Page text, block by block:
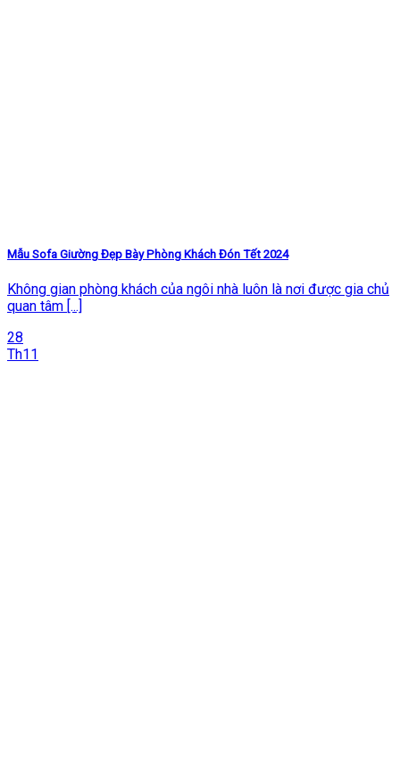
Mẫu Sofa Giường Đẹp Bày Phòng Khách Đón Tết 2024
Không gian phòng khách của ngôi nhà luôn là nơi được gia chủ
quan tâm [...]
28
Th11